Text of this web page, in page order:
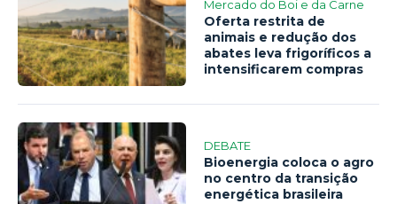
Mercado do Boi e da Carne
Oferta restrita de
animais e redução dos
abates leva frigoríficos a
intensificarem compras
DEBATE
Bioenergia coloca o agro
no centro da transição
energética brasileira